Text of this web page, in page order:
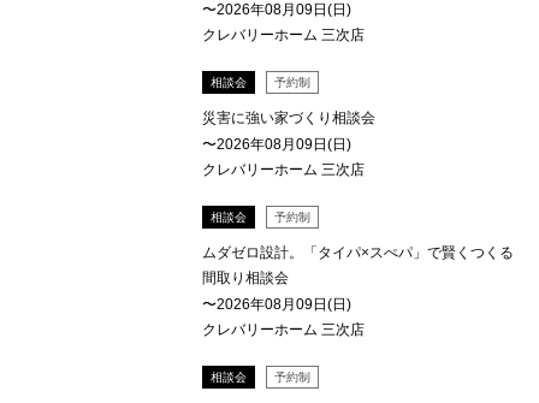
〜2026年08月09日(日)
クレバリーホーム 三次店
相談会 予約制
災害に強い家づくり相談会
〜2026年08月09日(日)
クレバリーホーム 三次店
相談会 予約制
ムダゼロ設計。「タイパ×スぺパ」で賢くつくる
間取り相談会
〜2026年08月09日(日)
クレバリーホーム 三次店
相談会 予約制